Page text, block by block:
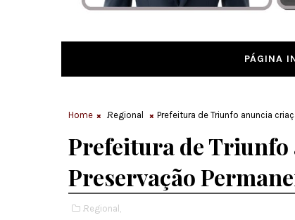
PÁGINA
Home .Regional Prefeitura de Triunfo anuncia
Prefeitura de Triunfo
Preservação
.Regional,